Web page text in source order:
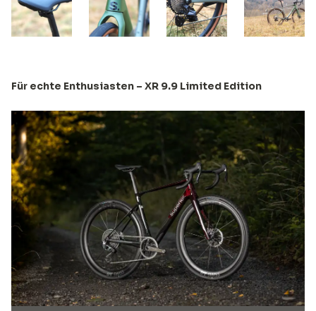
Für echte Enthusiasten – XR 9.9 Limited Edition